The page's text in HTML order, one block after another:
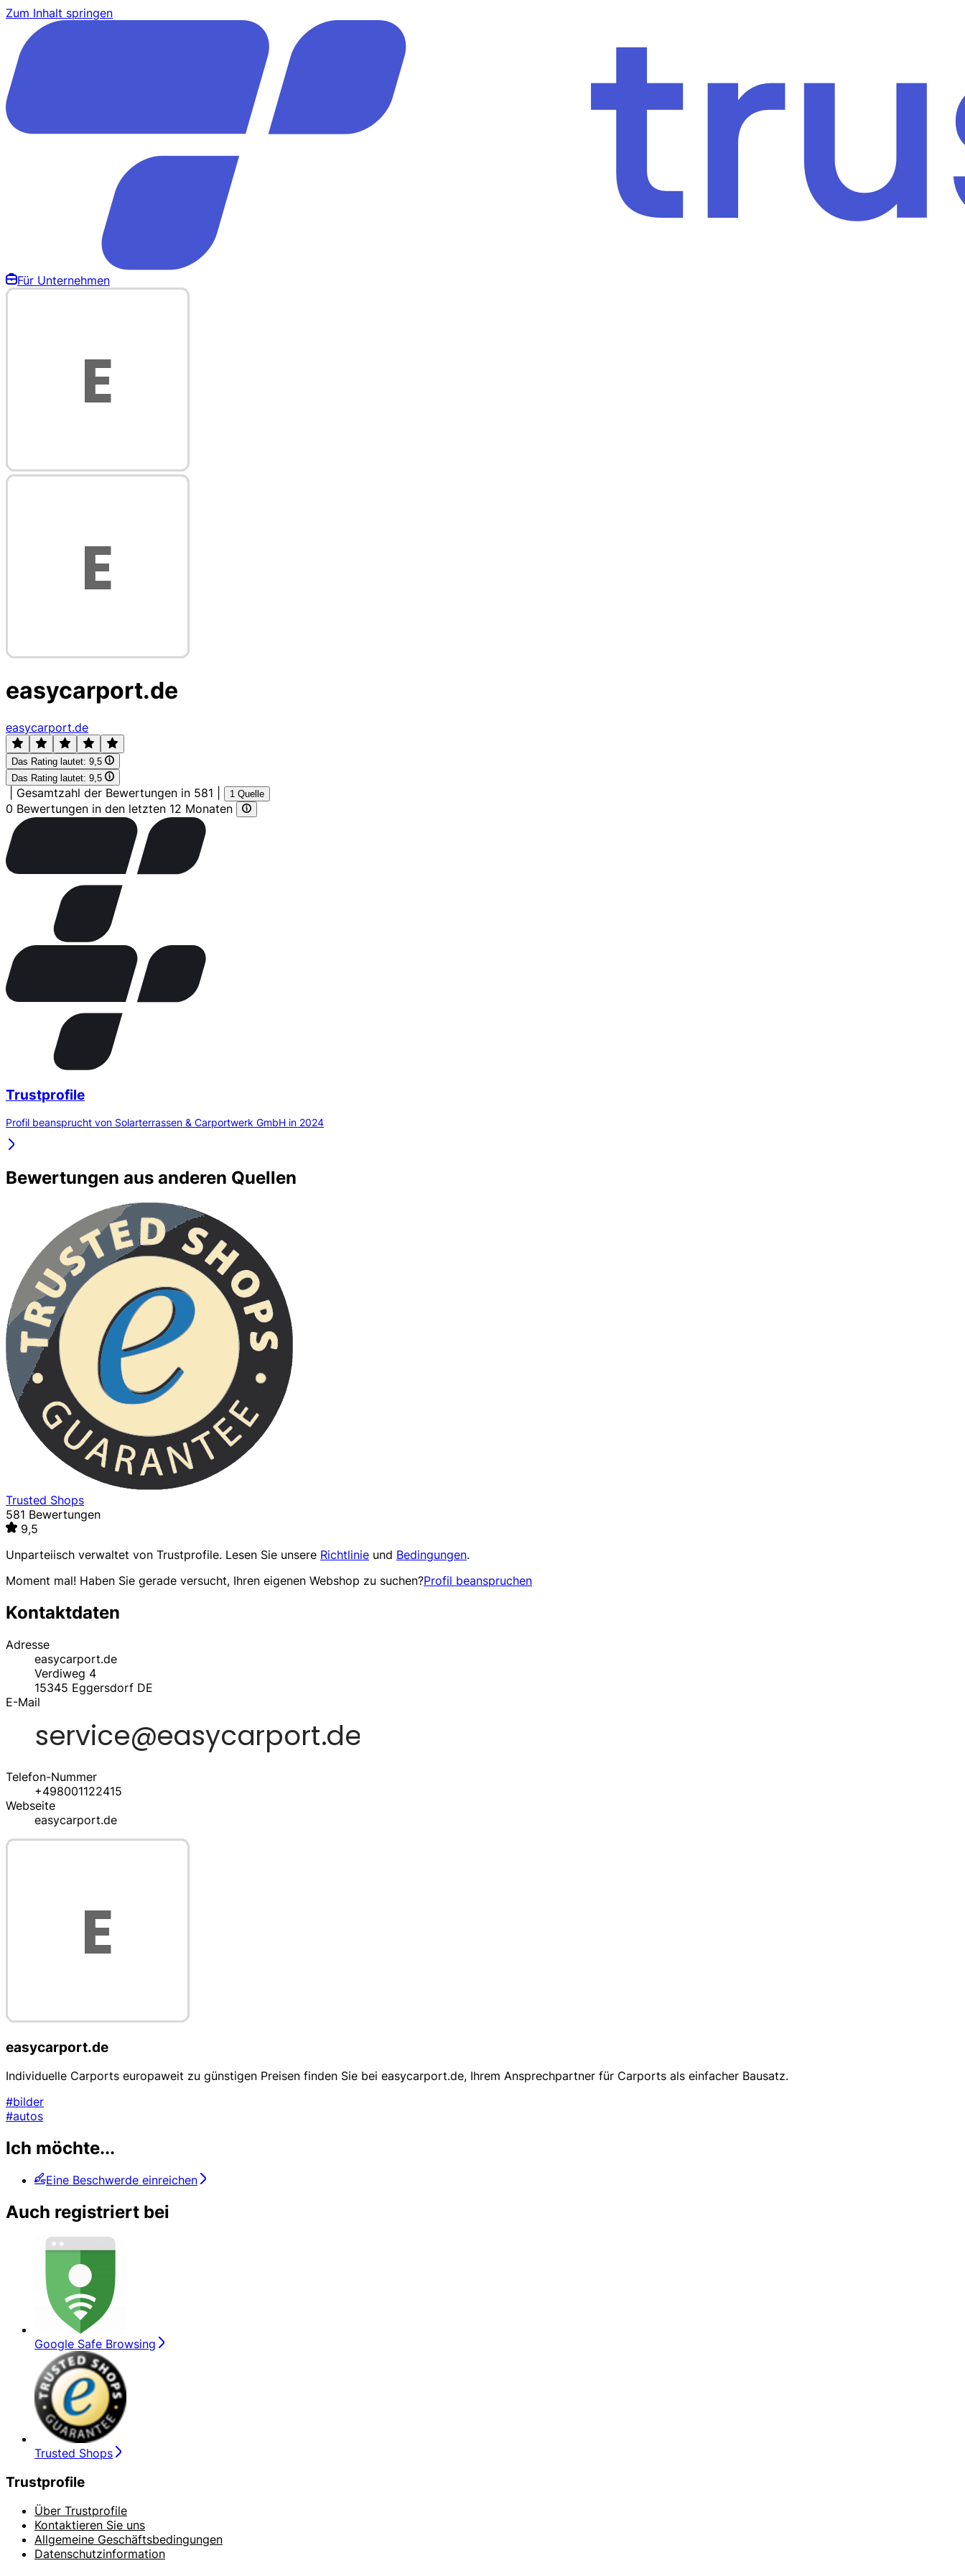
Zum Inhalt springen
Für Unternehmen
easycarport.de
easycarport.de
Das Rating lautet: 9,5
Das Rating lautet: 9,5
Gesamtzahl der Bewertungen in 581 1 Quelle
0 Bewertungen in den letzten 12 Monaten
Trustprofile
Profil beansprucht von Solarterrassen & Carportwerk GmbH in 2024
Bewertungen aus anderen Quellen
Trusted Shops
581 Bewertungen
9,5
Unparteiisch verwaltet von Trustprofile. Lesen Sie unsere Richtlinie und Bedingungen.
Moment mal! Haben Sie gerade versucht, Ihren eigenen Webshop zu suchen?Profil beanspruchen
Kontaktdaten
Adresse
easycarport.de
Verdiweg 4
15345 Eggersdorf DE
E-Mail
Telefon-Nummer
+498001122415
Webseite
easycarport.de
easycarport.de
Individuelle Carports europaweit zu günstigen Preisen finden Sie bei easycarport.de, Ihrem Ansprechpartner für Carports als einfacher Bausatz.
#bilder
#autos
Ich möchte...
Eine Beschwerde einreichen
Auch registriert bei
Google Safe Browsing
Trusted Shops
Trustprofile
Über Trustprofile
Kontaktieren Sie uns
Allgemeine Geschäftsbedingungen
Datenschutzinformation